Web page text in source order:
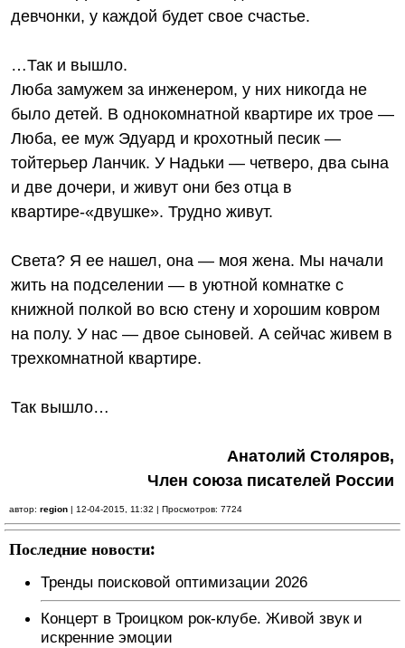
девчонки, у каждой будет свое счастье.
…Так и вышло.
Люба замужем за инженером, у них никогда не
было детей. В однокомнатной квартире их трое —
Люба, ее муж Эдуард и крохотный песик —
тойтерьер Ланчик. У Надьки — четверо, два сына
и две дочери, и живут они без отца в
квартире-«двушке». Трудно живут.
Света? Я ее нашел, она — моя жена. Мы начали
жить на подселении — в уютной комнатке с
книжной полкой во всю стену и хорошим ковром
на полу. У нас — двое сыновей. А сейчас живем в
трехкомнатной квартире.
Так вышло…
Анатолий Столяров,
Член союза писателей России
автор: region | 12-04-2015, 11:32 | Просмотров: 7724
Последние новости:
Тренды поисковой оптимизации 2026
Концерт в Троицком рок-клубе. Живой звук и
искренние эмоции